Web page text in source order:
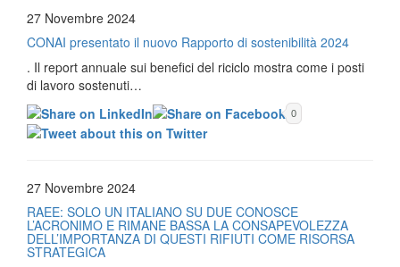
27 Novembre 2024
CONAI presentato il nuovo Rapporto di sostenibilità 2024
. Il report annuale sui benefici del riciclo mostra come i posti
di lavoro sostenuti…
0
27 Novembre 2024
RAEE: SOLO UN ITALIANO SU DUE CONOSCE
L’ACRONIMO E RIMANE BASSA LA CONSAPEVOLEZZA
DELL’IMPORTANZA DI QUESTI RIFIUTI COME RISORSA
STRATEGICA